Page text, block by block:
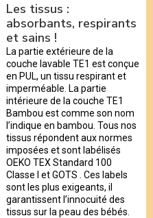
Les tissus :
absorbants, respirants
et sains !
La partie extérieure de la
couche lavable TE1 est conçue
en PUL, un tissu respirant et
imperméable. La partie
intérieure de la couche TE1
Bambou est comme son nom
l’indique en bambou. Tous nos
tissus répondent aux normes
imposées et sont labélisés
OEKO TEX Standard 100
Classe I et GOTS . Ces labels
sont les plus exigeants, il
garantissent l’innocuité des
tissus sur la peau des bébés.